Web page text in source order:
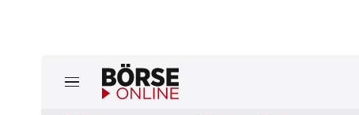
Jetzt aktuelle Ausgabe BÖRSE ONLINE lesen